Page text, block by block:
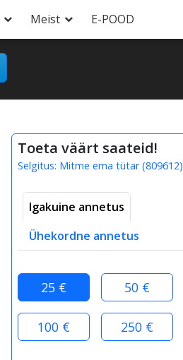
Meist E-POOD
Toeta väärt saateid!
Selgitus: Mitme ema tütar(809612)
Igakuine annetus
Ühekordne annetus
25 € 50 €
100 € 250 €